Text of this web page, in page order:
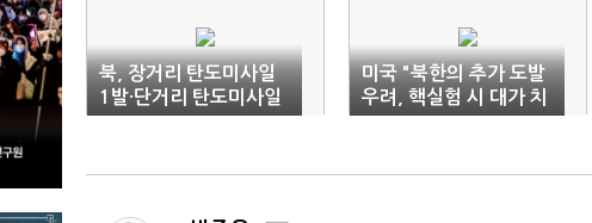
북, 장거리 탄도미사일
1발·단거리 탄도미사일
2발 발사(상보)
미국 "북한의 추가 도발
우려, 핵실험 시 대가 치
를 것"